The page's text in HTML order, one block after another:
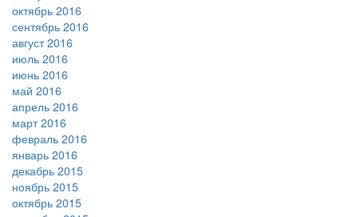
октябрь 2016
сентябрь 2016
август 2016
июль 2016
июнь 2016
май 2016
апрель 2016
март 2016
февраль 2016
январь 2016
декабрь 2015
ноябрь 2015
октябрь 2015